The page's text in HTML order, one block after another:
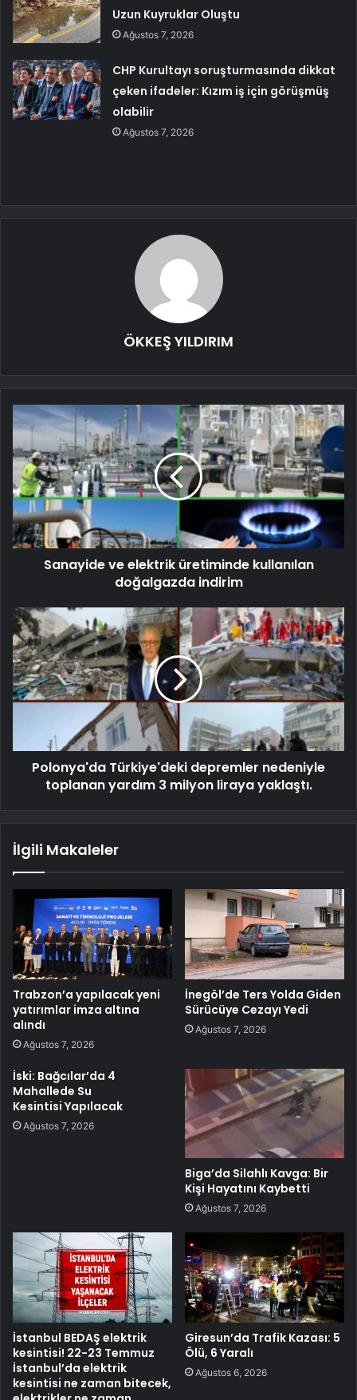
Uzun Kuyruklar Oluştu
Ağustos 7, 2026
CHP Kurultayı soruşturmasında dikkat
çeken ifadeler: Kızım iş için görüşmüş
olabilir
Ağustos 7, 2026
ÖKKEŞ YILDIRIM
Sanayide ve elektrik üretiminde kullanılan
doğalgazda indirim
Polonya'da Türkiye'deki depremler nedeniyle
toplanan yardım 3 milyon liraya yaklaştı.
İlgili Makaleler
Trabzon’a yapılacak yeni
yatırımlar imza altına
alındı
Ağustos 7, 2026
İnegöl’de Ters Yolda Giden
Sürücüye Cezayı Yedi
Ağustos 7, 2026
İski: Bağcılar’da 4
Mahallede Su
Kesintisi Yapılacak
Ağustos 7, 2026
Biga’da Silahlı Kavga: Bir
Kişi Hayatını Kaybetti
Ağustos 7, 2026
İstanbul BEDAŞ elektrik
kesintisi! 22-23 Temmuz
İstanbul’da elektrik
kesintisi ne zaman bitecek,
Giresun’da Trafik Kazası: 5
Ölü, 6 Yaralı
Ağustos 6, 2026